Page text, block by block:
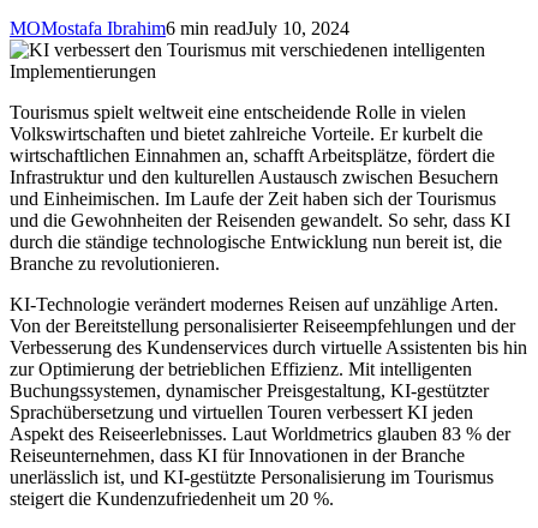
MOMostafa Ibrahim6 min readJuly 10, 2024
Tourismus spielt weltweit eine entscheidende Rolle in vielen
Volkswirtschaften und bietet zahlreiche Vorteile. Er kurbelt die
wirtschaftlichen Einnahmen an, schafft Arbeitsplätze, fördert die
Infrastruktur und den kulturellen Austausch zwischen Besuchern
und Einheimischen. Im Laufe der Zeit haben sich der Tourismus
und die Gewohnheiten der Reisenden gewandelt. So sehr, dass KI
durch die ständige technologische Entwicklung nun bereit ist, die
Branche zu revolutionieren.
KI-Technologie verändert modernes Reisen auf unzählige Arten.
Von der Bereitstellung personalisierter Reiseempfehlungen und der
Verbesserung des Kundenservices durch virtuelle Assistenten bis hin
zur Optimierung der betrieblichen Effizienz. Mit intelligenten
Buchungssystemen, dynamischer Preisgestaltung, KI-gestützter
Sprachübersetzung und virtuellen Touren verbessert KI jeden
Aspekt des Reiseerlebnisses. Laut Worldmetrics glauben 83 % der
Reiseunternehmen, dass KI für Innovationen in der Branche
unerlässlich ist, und KI-gestützte Personalisierung im Tourismus
steigert die Kundenzufriedenheit um 20 %.